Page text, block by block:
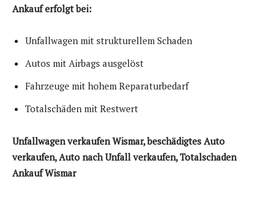
Ankauf erfolgt bei:
Unfallwagen mit strukturellem Schaden
Autos mit Airbags ausgelöst
Fahrzeuge mit hohem Reparaturbedarf
Totalschäden mit Restwert
Unfallwagen verkaufen Wismar, beschädigtes Auto
verkaufen, Auto nach Unfall verkaufen, Totalschaden
Ankauf Wismar